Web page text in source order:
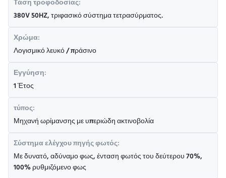
Τάση τροφοδοσίας:
380V 50HZ, τριφασικό σύστημα τετρασύρματος.
Χρώμα:
Λογισμικό λευκό / πράσινο
Εγγύηση:
1 Έτος
τύπος:
Μηχανή ωρίμανσης με υπεριώδη ακτινοβολία
Σύστημα ελέγχου πηγής φωτός:
Με δυνατό, αδύναμο φως, ένταση φωτός του δεύτερου 70%,
100% ρυθμιζόμενο φως